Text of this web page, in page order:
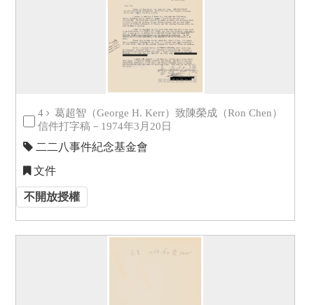
4
葛超智（George H. Kerr）致陳榮成（Ron Chen）
信件打字稿－1974年3月20日
二二八事件紀念基金會
文件
不開放授權